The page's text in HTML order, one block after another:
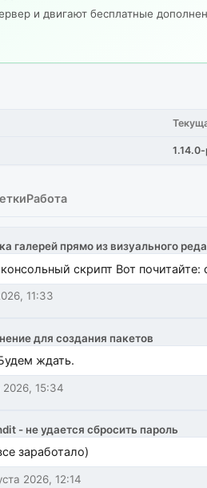
и двигают бесплатные
Работа
галерей прямо из визуального
консольный скрипт Вот
11:33
для создания пакетов
ждать.
2026, 15:34
- не удается сбросить пароль
заработало)
2026, 12:14